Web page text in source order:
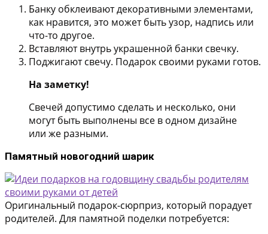
Банку обклеивают декоративными элементами,
как нравится, это может быть узор, надпись или
что-то другое.
Вставляют внутрь украшенной банки свечку.
Поджигают свечу. Подарок своими руками готов.
На заметку!
Свечей допустимо сделать и несколько, они
могут быть выполнены все в одном дизайне
или же разными.
Памятный новогодний шарик
Оригинальный подарок-сюрприз, который порадует
родителей. Для памятной поделки потребуется: